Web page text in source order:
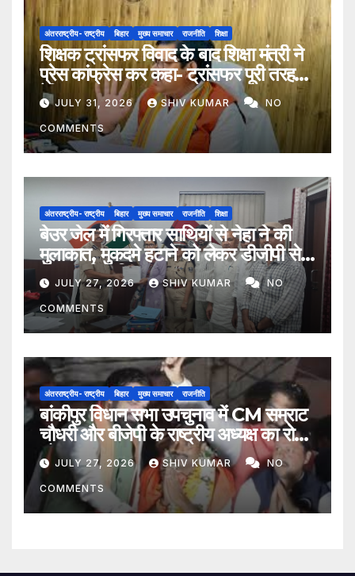
अंतरराष्ट्रीय- राष्ट्रीय बिहार मुख्य समाचार राजनीति शिक्षा
शिक्षक ट्रांसफर विवाद के बाद शिक्षा मंत्री ने
प्रेस कांफ्रेस कर कहा- ट्रांसफर पूरी तरह
ऐच्छिक
JULY 31, 2026 SHIV KUMAR NO
COMMENTS
अंतरराष्ट्रीय- राष्ट्रीय बिहार मुख्य समाचार राजनीति शिक्षा
बेउर जेल में गिरफ्तार साथियों से नेहा ने की
मुलाकात, मुकदमे हटाने को लेकर डीजीपी से
मिला प्रतिनिधिमंडल
JULY 27, 2026 SHIV KUMAR NO
COMMENTS
अंतरराष्ट्रीय- राष्ट्रीय बिहार मुख्य समाचार राजनीति
बांकीपुर विधान सभा उपचुनाव में CM सम्राट
चौधरी और बीजेपी के राष्ट्रीय अध्यक्ष का रोड
शोJULY 27, 2026 SHIV KUMAR NO
COMMENTS